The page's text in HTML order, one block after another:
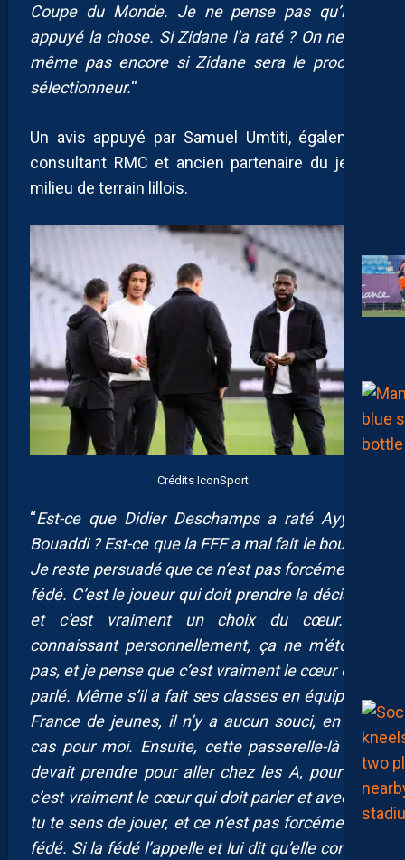
Coupe du Monde. Je ne pense pas qu’il ait
appuyé la chose. Si Zidane l’a raté ? On ne sait
même pas encore si Zidane sera le prochain
sélectionneur.“
Un avis appuyé par Samuel Umtiti, également
consultant RMC et ancien partenaire du jeune
milieu de terrain lillois.
Crédits IconSport
“Est-ce que Didier Deschamps a raté Ayyoub
Bouaddi ? Est-ce que la FFF a mal fait le boulot ?
Je reste persuadé que ce n’est pas forcément la
fédé. C’est le joueur qui doit prendre la décision,
et c’est vraiment un choix du cœur. Le
connaissant personnellement, ça ne m’étonne
pas, et je pense que c’est vraiment le cœur qui a
parlé. Même s’il a fait ses classes en équipe de
France de jeunes, il n’y a aucun souci, en tout
cas pour moi. Ensuite, cette passerelle-là qu’il
devait prendre pour aller chez les A, pour moi
c’est vraiment le cœur qui doit parler et avec qui
tu te sens de jouer, et ce n’est pas forcément la
fédé. Si la fédé l’appelle et lui dit qu’elle compte